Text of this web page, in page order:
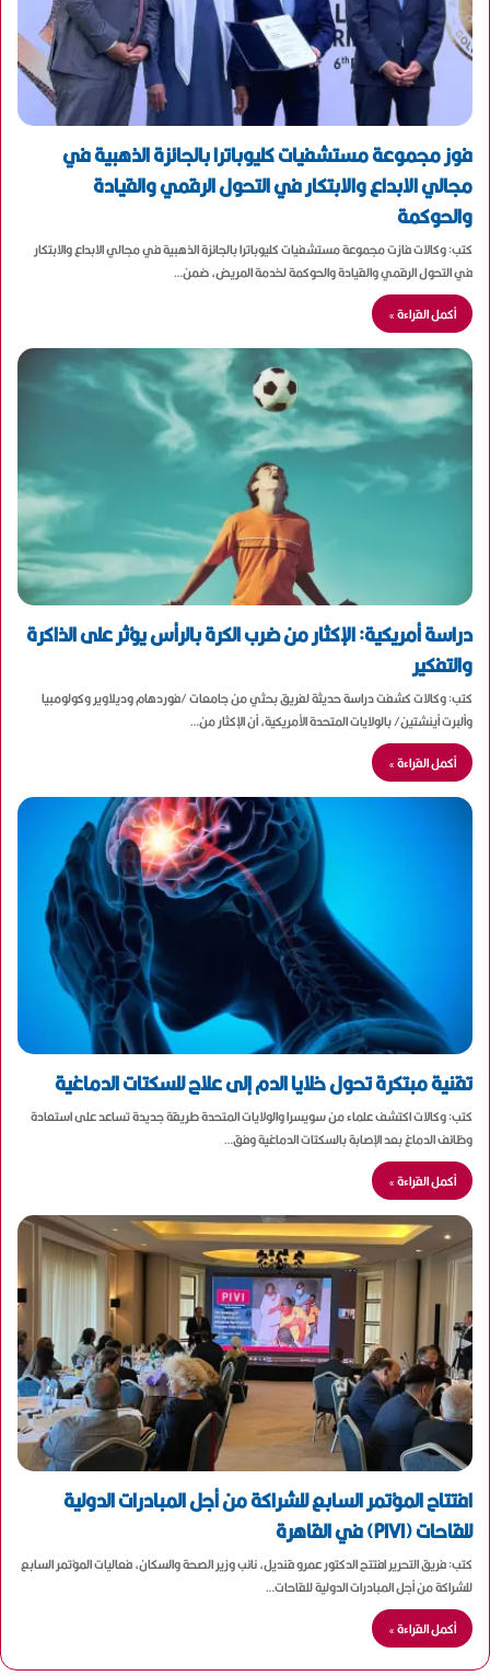
فوز مجموعة مستشفيات كليوباترا بالجائزة الذهبية في
مجالي الابداع والابتكار في التحول الرقمي والقيادة
والحوكمة
كتب: وكالات فازت مجموعة مستشفيات كليوباترا بالجائزة الذهبية في مجالي الابداع والابتكار
في التحول الرقمي والقيادة والحوكمة لخدمة المريض، ضمن…
أكمل القراءة »
دراسة أمريكية: الإكثار من ضرب الكرة بالرأس يؤثر على الذاكرة
والتفكير
كتب: وكالات كشفت دراسة حديثة لفريق بحثي من جامعات /فوردهام وديلاوير وكولومبيا
وألبرت أينشتين/ بالولايات المتحدة الأمريكية، أن الإكثار من…
أكمل القراءة »
تقنية مبتكرة تحول خلايا الدم إلى علاج للسكتات الدماغية
كتب: وكالات اكتشف علماء من سويسرا والولايات المتحدة طريقة جديدة تساعد على استعادة
وظائف الدماغ بعد الإصابة بالسكتات الدماغية وفق…
أكمل القراءة »
افتتاح المؤتمر السابع للشراكة من أجل المبادرات الدولية
للقاحات (PIVI) في القاهرة
كتب: فريق التحرير افتتح الدكتور عمرو قنديل، نائب وزير الصحة والسكان، فعاليات المؤتمر السابع
للشراكة من أجل المبادرات الدولية للقاحات…
أكمل القراءة »